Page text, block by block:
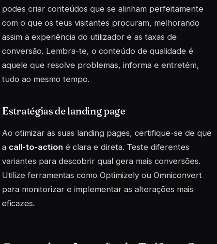
podes criar conteúdos que se alinham perfeitamente
com o que os teus visitantes procuram, melhorando
assim a experiência do utilizador e as taxas de
conversão. Lembra-te, o conteúdo de qualidade é
aquele que resolve problemas, informa e entretém,
tudo ao mesmo tempo.
Estratégias de landing page
Ao otimizar as suas landing pages, certifique-se de que
a call-to-action é clara e direta. Teste diferentes
variantes para descobrir qual gera mais conversões.
Utilize ferramentas como Optimizely ou Omniconvert
para monitorizar e implementar as alterações mais
eficazes.